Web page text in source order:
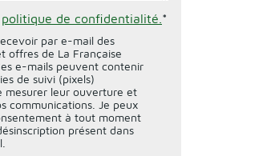
politique de confidentialité. *
par e-mail des
offres de La Française
e-mails peuvent contenir
de suivi (pixels)
mesurer leur ouverture et
communications. Je peux
à tout moment
présent dans